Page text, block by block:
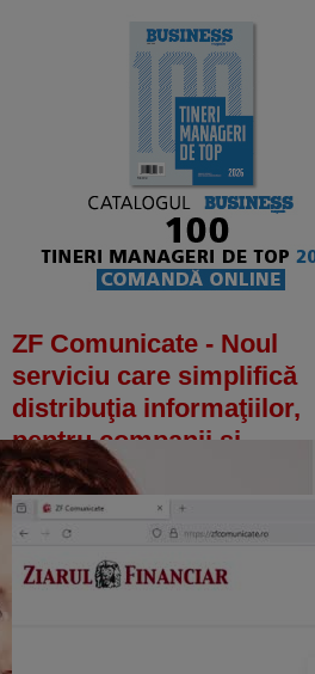
ZF Comunicate - Noul
serviciu care simplifică
distribuţia informaţiilor,
pentru companii şi
antreprenori